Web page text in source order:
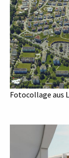
Fotocollage aus